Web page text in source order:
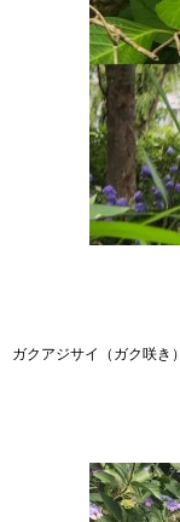
ガクアジサイ（ガク咲き）